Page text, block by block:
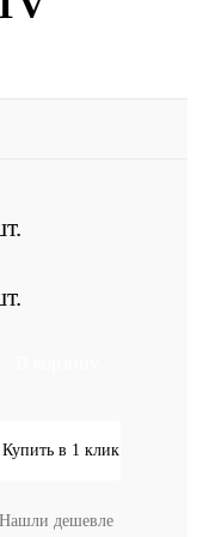
Купить в 1 клик
Нашли дешевле